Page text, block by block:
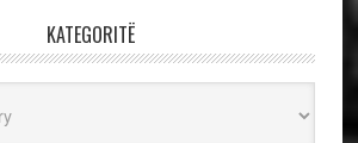
KATEGORITË